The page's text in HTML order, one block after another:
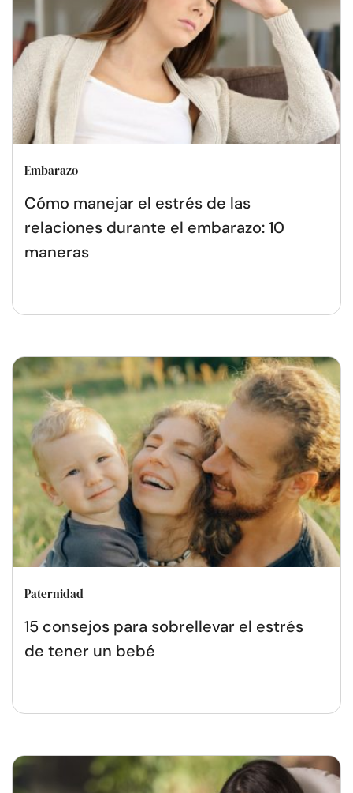
Embarazo
Cómo manejar el estrés de las
relaciones durante el embarazo: 10
maneras
Paternidad
15 consejos para sobrellevar el estrés
de tener un bebé